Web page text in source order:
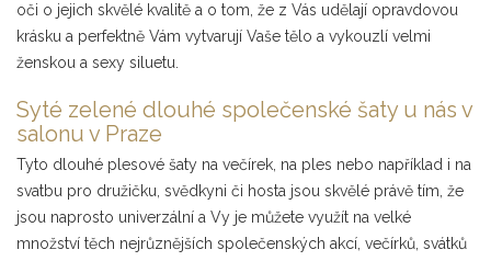
oči o jejich skvělé kvalitě a o tom, že z Vás udělají opravdovou
krásku a perfektně Vám vytvarují Vaše tělo a vykouzlí velmi
ženskou a sexy siluetu.
Syté zelené dlouhé společenské šaty u nás v
salonu v Praze
Tyto dlouhé plesové šaty na večírek, na ples nebo například i na
svatbu pro družičku, svědkyni či hosta jsou skvělé právě tím, že
jsou naprosto univerzální a Vy je můžete využít na velké
množství těch nejrůznějších společenských akcí, večírků, svátků